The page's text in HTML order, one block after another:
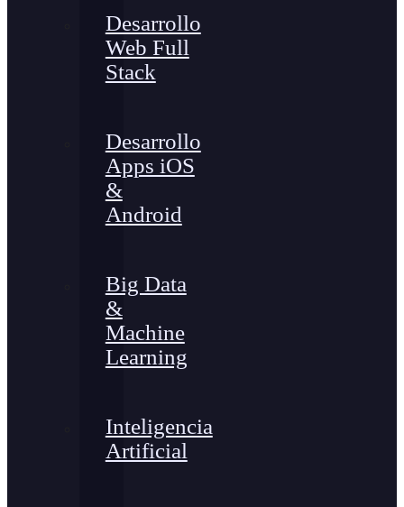
Desarrollo
Web Full
Stack
Desarrollo
Apps iOS
&
Android
Big Data
&
Machine
Learning
Inteligencia
Artificial